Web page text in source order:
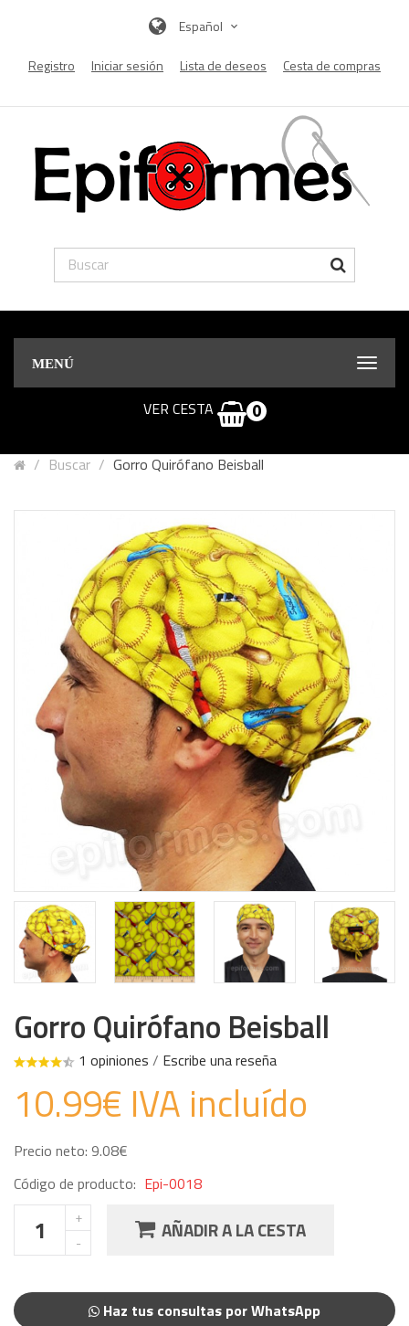
Español
Registro Iniciar sesión Lista de deseos Cesta de compras
MENÚ
VER CESTA 0
Buscar Gorro Quirófano Beisball
Gorro Quirófano Beisball
1 opiniones / Escribe una reseña
10.99€ IVA incluído
Precio neto: 9.08€
Código de producto: Epi-0018
AÑADIR A LA CESTA
Haz tus consultas por WhatsApp